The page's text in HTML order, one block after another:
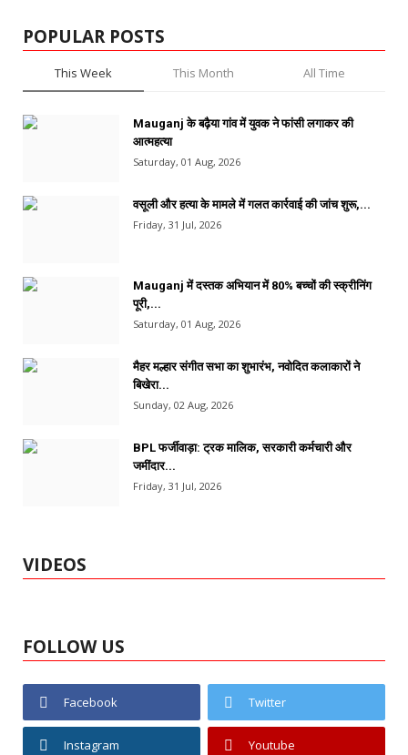
POPULAR POSTS
This Week This Month All Time
Mauganj के बढ़ैया गांव में युवक ने फांसी लगाकर की
आत्महत्या
Saturday, 01 Aug, 2026
वसूली और हत्या के मामले में गलत कार्रवाई की जांच शुरू,...
Friday, 31 Jul, 2026
Mauganj में दस्तक अभियान में 80% बच्चों की स्क्रीनिंग
पूरी,...
Saturday, 01 Aug, 2026
मैहर मल्हार संगीत सभा का शुभारंभ, नवोदित कलाकारों ने
बिखेरा...
Sunday, 02 Aug, 2026
BPL फर्जीवाड़ा: ट्रक मालिक, सरकारी कर्मचारी और
जमींदार...
Friday, 31 Jul, 2026
VIDEOS
FOLLOW US
Facebook Twitter
Instagram Youtube